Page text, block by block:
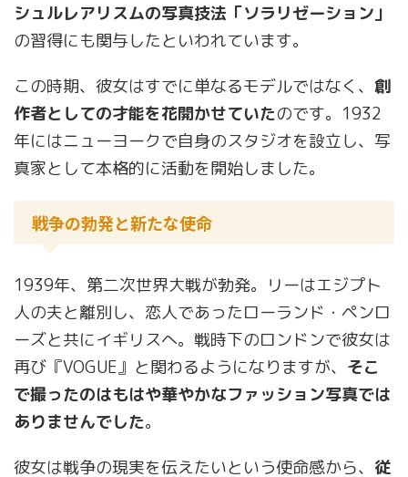
シュルレアリスムの写真技法「ソラリゼーション」
の習得にも関与したといわれています。
この時期、彼女はすでに単なるモデルではなく、 創
作者としての才能を花開かせていたのです。1932
年にはニューヨークで自身のスタジオを設立し、写
真家として本格的に活動を開始しました。
戦争の勃発と新たな使命
1939年、第二次世界大戦が勃発。リーはエジプト
人の夫と離別し、恋人であったローランド・ペンロ
ーズと共にイギリスへ。戦時下のロンドンで彼女は
再び『VOGUE』と関わるようになりますが、 そこ
で撮ったのはもはや華やかなファッション写真では
ありませんでした。
彼女は戦争の現実を伝えたいという使命感から、 従